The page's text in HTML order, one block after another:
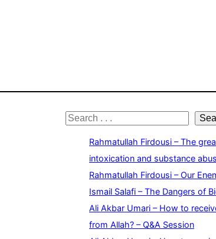
S
Rahmatullah Firdousi – The
intoxication and substance
Rahmatullah Firdousi – Our
Ismail Salafi – The Dangers of
Ali Akbar Umari – How to
from Allah? – Q&A Session